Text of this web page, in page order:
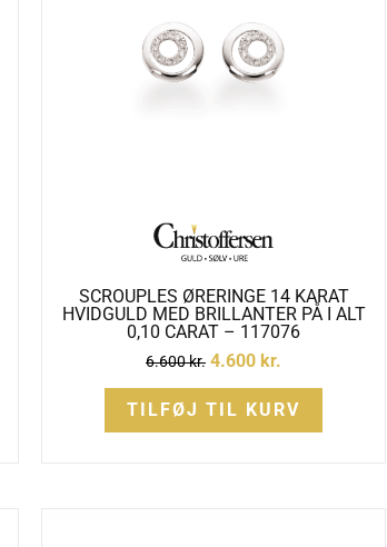
SCROUPLES ØRERINGE 14 KARAT
HVIDGULD MED BRILLANTER PÅ I ALT
0,10 CARAT – 117076
6.600kr. 4.600 kr.
TILFØJ TIL KURV